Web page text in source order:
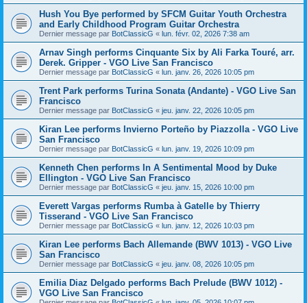
Hush You Bye performed by SFCM Guitar Youth Orchestra
and Early Childhood Program Guitar Orchestra
Dernier message par BotClassicG « lun. févr. 02, 2026 7:38 am
Arnav Singh performs Cinquante Six by Ali Farka Touré, arr.
Derek. Gripper - VGO Live San Francisco
Dernier message par BotClassicG « lun. janv. 26, 2026 10:05 pm
Trent Park performs Turina Sonata (Andante) - VGO Live San
Francisco
Dernier message par BotClassicG « jeu. janv. 22, 2026 10:05 pm
Kiran Lee performs Invierno Porteño by Piazzolla - VGO Live
San Francisco
Dernier message par BotClassicG « lun. janv. 19, 2026 10:09 pm
Kenneth Chen performs In A Sentimental Mood by Duke
Ellington - VGO Live San Francisco
Dernier message par BotClassicG « jeu. janv. 15, 2026 10:00 pm
Everett Vargas performs Rumba à Gatelle by Thierry
Tisserand - VGO Live San Francisco
Dernier message par BotClassicG « lun. janv. 12, 2026 10:03 pm
Kiran Lee performs Bach Allemande (BWV 1013) - VGO Live
San Francisco
Dernier message par BotClassicG « jeu. janv. 08, 2026 10:05 pm
Emilia Diaz Delgado performs Bach Prelude (BWV 1012) -
VGO Live San Francisco